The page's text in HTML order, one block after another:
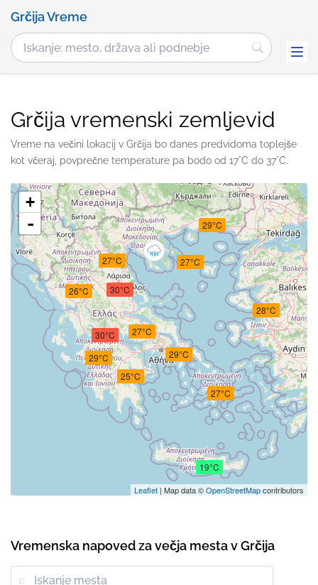
Grčija Vreme
Grčija vremenski zemljevid
Vreme na večini lokacij v Grčija bo danes predvidoma toplejše
kot včeraj, povprečne temperature pa bodo od 17°C do 37°C.
29°C
30°C
30°C
19°C
28°C
27°C 27°C
26°C
25°C
27°C
29°C
29°C
27°C
+
-
Leaflet | Map data ©OpenStreetMapcontributors
Vremenska napoved za večja mesta v Grčija